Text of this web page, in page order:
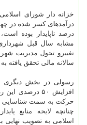
خزانه دار شورای
درصد ناپایدار بوده
مشابه سال قبل
سالانه مالی تحقق یافته
رسولی در بخش دیگری
افزایش ۵۰
حركت به سمت شناسایی و
چنانچه لایحه منابع
اسلامی به تصویب نهایی